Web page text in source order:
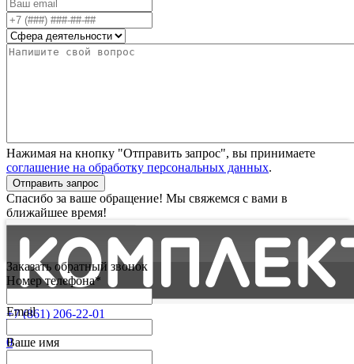
Нажимая на кнопку "Отправить запрос", вы принимаете
соглашение на обработку персональных данных.
Отправить запрос
Спасибо за ваше обращение! Мы свяжемся с вами в
ближайшее время!
+7 (861) 206-22-01
0
Заказать обратный звонок
Номер телефона*
Email
Ваше имя